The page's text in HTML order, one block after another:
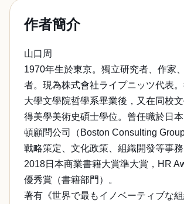
作者簡介
山口周
1970年生於東京。獨立研究者、作家
者。現為株式會社ライプニッツ代表
大學文學院哲學系畢業後，又在同校
得美學美術史碩士學位。曾任職於日
頓顧問公司（Boston Consulting
戰略策定、文化政策、組織開發等事
2018日本商業書籍大賞準大賞，HR
優秀賞（書籍部門）。
著有《世界で最もイノベーティブな組